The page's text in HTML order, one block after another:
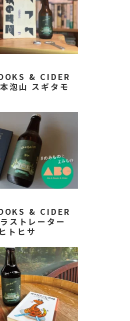
& CIDER
泡山 スギタモ
& CIDER
ストレーター
トヒサ